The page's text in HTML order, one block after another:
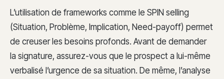
L’utilisation de frameworks comme le SPIN selling
(Situation, Problème, Implication, Need-payoff) permet
de creuser les besoins profonds. Avant de demander
la signature, assurez-vous que le prospect a lui-même
verbalisé l’urgence de sa situation. De même, l’analyse